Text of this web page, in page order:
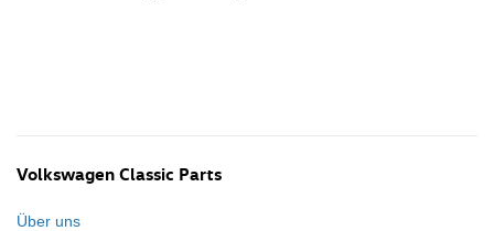
Volkswagen Classic Parts
Über uns